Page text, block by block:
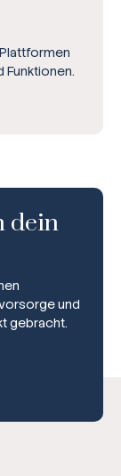
Funktionen.
dein
und
gebracht.